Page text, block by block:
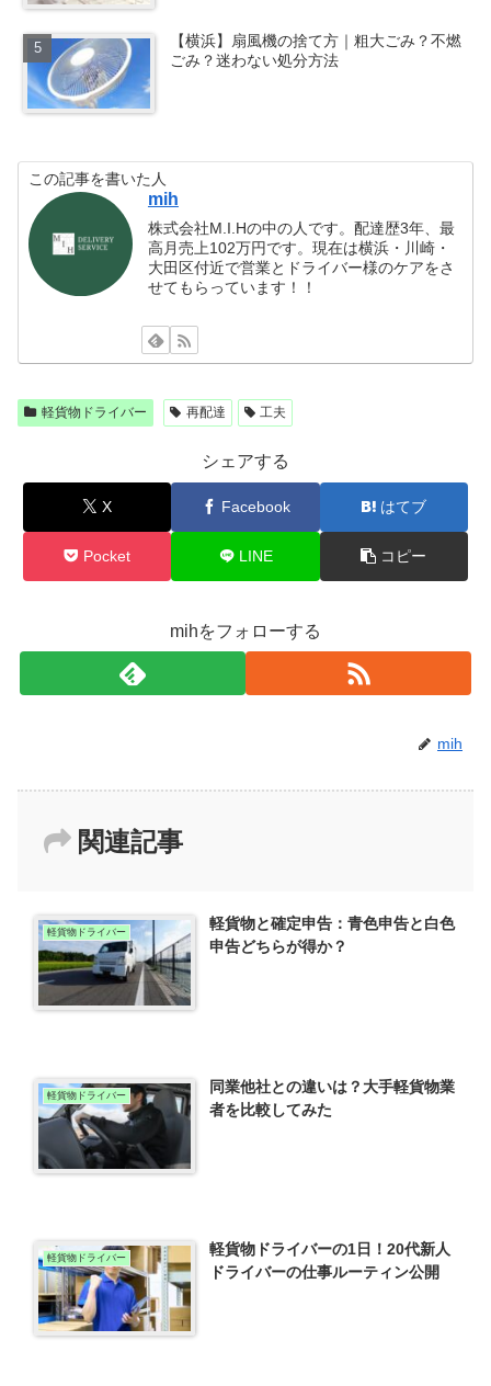
【横浜】扇風機の捨て方｜粗大ごみ？不燃
ごみ？迷わない処分方法
この記事を書いた人
mih
株式会社M.I.Hの中の人です。配達歴3年、最
高月売上102万円です。現在は横浜・川崎・
大田区付近で営業とドライバー様のケアをさ
せてもらっています！！
軽貨物ドライバー 再配達 工夫
シェアする
X Facebook はてブ
Pocket LINE コピー
mihをフォローする
mih
関連記事
軽貨物ドライバー
軽貨物と確定申告：青色申告と白色
申告どちらが得か？
軽貨物ドライバー
同業他社との違いは？大手軽貨物業
者を比較してみた
軽貨物ドライバー
軽貨物ドライバーの1日！20代新人
ドライバーの仕事ルーティン公開